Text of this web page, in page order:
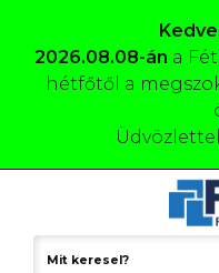
2026.08.08-án a
hétfőtől a